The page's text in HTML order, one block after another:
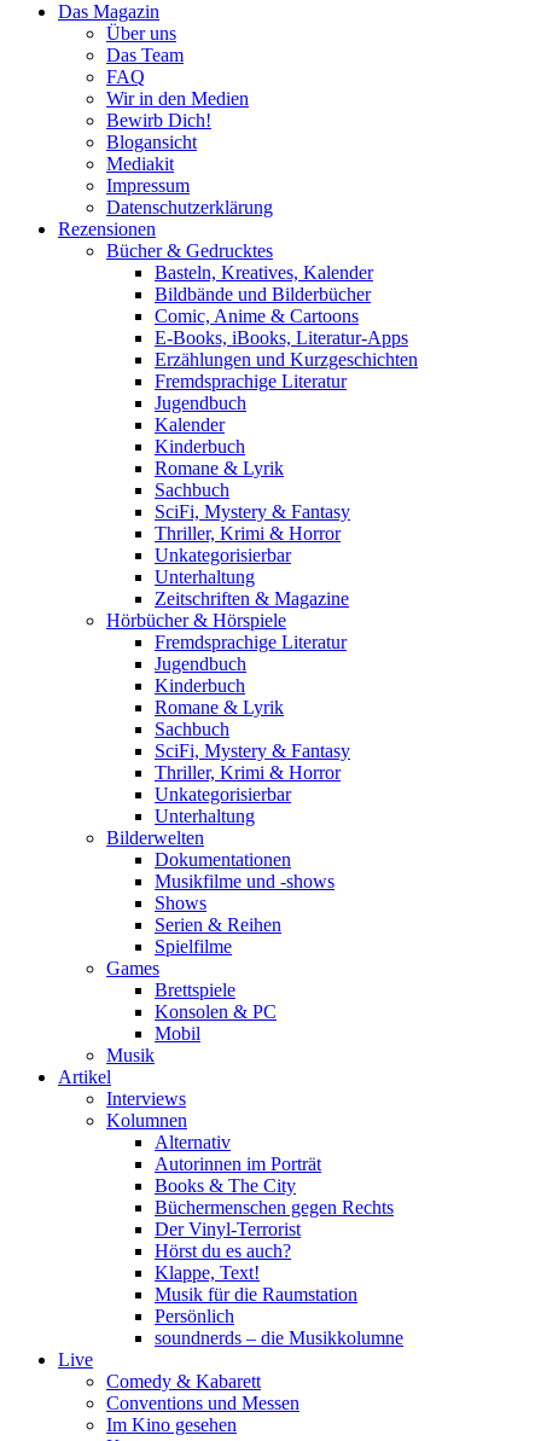
Das Magazin
Über uns
Das Team
FAQ
Wir in den Medien
Bewirb Dich!
Blogansicht
Mediakit
Impressum
Datenschutzerklärung
Rezensionen
Bücher & Gedrucktes
Basteln, Kreatives, Kalender
Bildbände und Bilderbücher
Comic, Anime & Cartoons
E-Books, iBooks, Literatur-Apps
Erzählungen und Kurzgeschichten
Fremdsprachige Literatur
Jugendbuch
Kalender
Kinderbuch
Romane & Lyrik
Sachbuch
SciFi, Mystery & Fantasy
Thriller, Krimi & Horror
Unkategorisierbar
Unterhaltung
Zeitschriften & Magazine
Hörbücher & Hörspiele
Fremdsprachige Literatur
Jugendbuch
Kinderbuch
Romane & Lyrik
Sachbuch
SciFi, Mystery & Fantasy
Thriller, Krimi & Horror
Unkategorisierbar
Unterhaltung
Bilderwelten
Dokumentationen
Musikfilme und -shows
Shows
Serien & Reihen
Spielfilme
Games
Brettspiele
Konsolen & PC
Mobil
Musik
Artikel
Interviews
Kolumnen
Alternativ
Autorinnen im Porträt
Books & The City
Büchermenschen gegen Rechts
Der Vinyl-Terrorist
Hörst du es auch?
Klappe, Text!
Musik für die Raumstation
Persönlich
soundnerds – die Musikkolumne
Live
Comedy & Kabarett
Conventions und Messen
Im Kino gesehen